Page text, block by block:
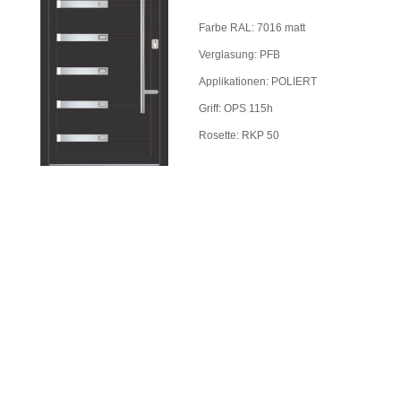
Farbe RAL: 7016 matt
Verglasung: PFB
Applikationen: POLIERT
Griff: OPS 115h
Rosette: RKP 50